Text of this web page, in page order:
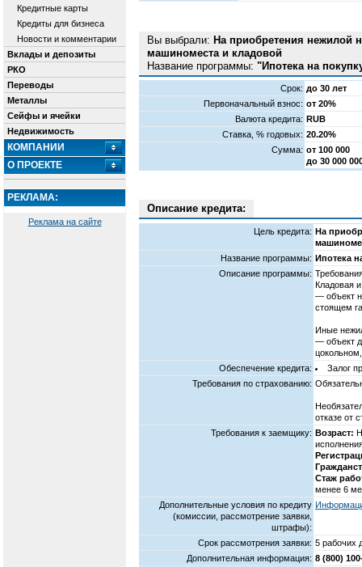
Кредитные карты
Кредиты для бизнеса
Новости и комментарии
Вклады и депозиты
РКО
Переводы
Металлы
Сейфы и ячейки
Недвижимость
КОМПАНИИ
О ПРОЕКТЕ
РЕКЛАМА:
Реклама на сайте
Вы выбрали: На приобретения нежилой
машиноместа и кладовой
Название программы: "Ипотека на
Срок: до 30 лет
Первоначальный взнос: от 20%
Валюта кредита: RUB
Cтавка, % годовых: 20.20%
Сумма: от 100 000
до 30 000
Описание кредита:
Цель кредита: На
Название программы: Ипотека
Описание программы:
Кладовая
— объект
стоящем
Иные
— объект
Обеспечение кредита:
Залог
Требования по страхованию:
отказе от
Требования к заемщику: Возраст:
Стаж
менее 6
Дополнительные условия по кредиту
(комиссии, рассмотрение заявки,
штрафы):
Срок рассмотрения заявки: 5 рабочих
Дополнительная информация: 8 (800)